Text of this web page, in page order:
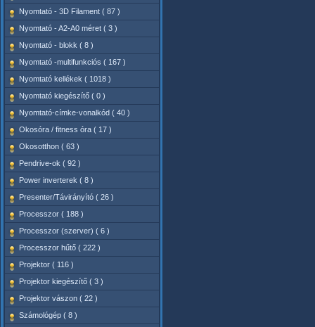
Nyomtató - 3D Filament ( 87 )
Nyomtató - A2-A0 méret ( 3 )
Nyomtató - blokk ( 8 )
Nyomtató -multifunkciós ( 167 )
Nyomtató kellékek ( 1018 )
Nyomtató kiegészítő ( 0 )
Nyomtató-címke-vonalkód ( 40 )
Okosóra / fitness óra ( 17 )
Okosotthon ( 63 )
Pendrive-ok ( 92 )
Power inverterek ( 8 )
Presenter/Távirányító ( 26 )
Processzor ( 188 )
Processzor (szerver) ( 6 )
Processzor hűtő ( 222 )
Projektor ( 116 )
Projektor kiegészítő ( 3 )
Projektor vászon ( 22 )
Számológép ( 8 )